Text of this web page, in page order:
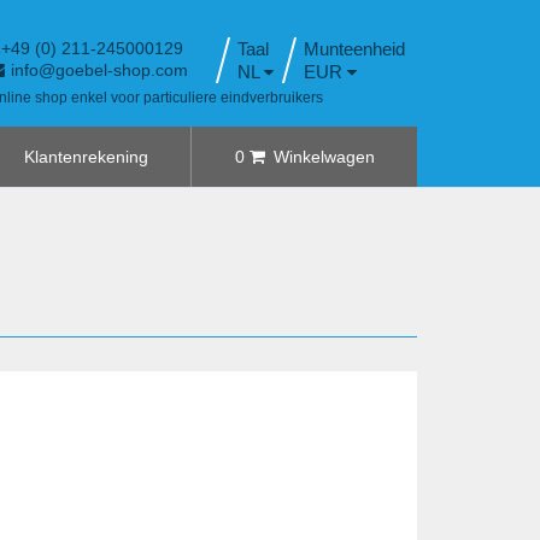
Taal
NL
EUR
Klantenrekening 0 Winkelwagen
+49 (0) 211-245000129
info@goebel-shop.com
shop enkel voor particuliere eindverbruikers